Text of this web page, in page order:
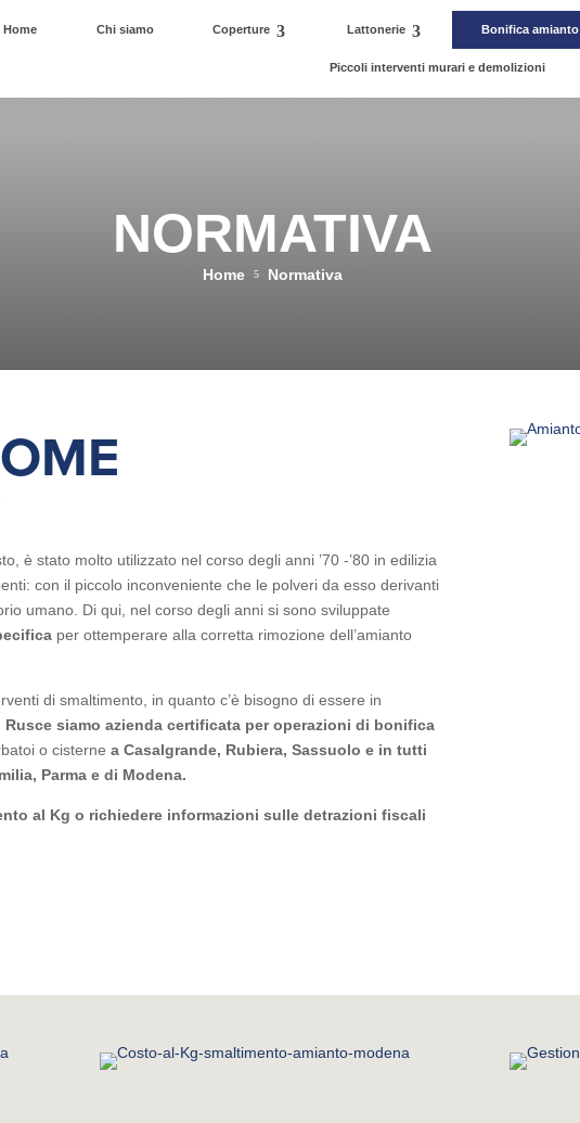
Home Chi siamo Coperture Lattonerie Bonifica amianto
Piccoli interventi murari e demolizioni
NORMATIVA
Home 5 Normativa
è stato molto utilizzato nel corso degli anni ’70 -’80 in edilizia
con il piccolo inconveniente che le polveri da esso derivanti
umano. Di qui, nel corso degli anni si sono sviluppate
per ottemperare alla corretta rimozione dell’amianto
di smaltimento, in quanto c’è bisogno di essere in
Rusce siamo azienda certificata per operazioni di bonifica
o cisternea Casalgrande, Rubiera, Sassuolo e in tutti
Parma e di Modena.
al Kg o richiedere informazioni sulle detrazioni fiscali